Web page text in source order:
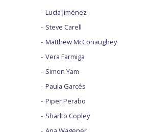
Lucía Jiménez
Steve Carell
Matthew McConaughey
Vera Farmiga
Simon Yam
Paula Garcés
Piper Perabo
Sharlto Copley